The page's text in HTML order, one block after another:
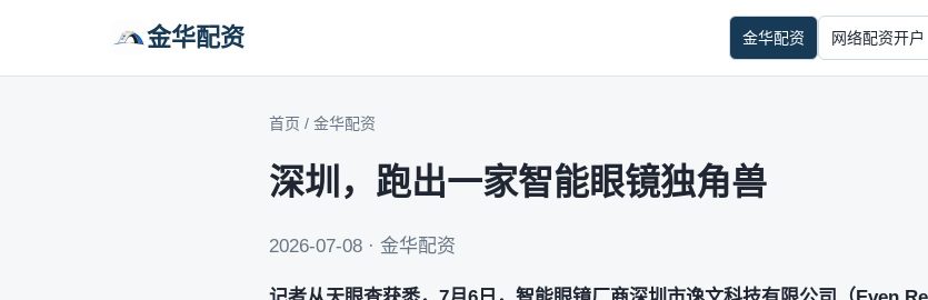
金华配资 金华配资 网络配资开户
首页 / 金华配资
深圳，跑出一家智能眼镜独角兽
2026-07-08 · 金华配资